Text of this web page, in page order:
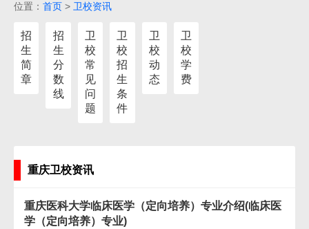
位置： 首页 > 卫校资讯
招
生
简
章
招
生
分
数
线
卫
校
常
见
问
题
卫
校
招
生
条
件
卫
校
动
态
卫
校
学
费
重庆卫校资讯
重庆医科大学临床医学（定向培养）专业介绍(临床医
学（定向培养）专业)